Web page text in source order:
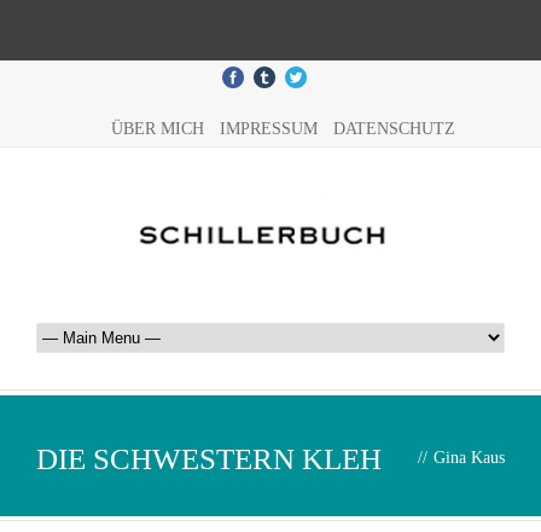
ÜBER MICH IMPRESSUM DATENSCHUTZ
DIE SCHWESTERN KLEH // Gina Kaus